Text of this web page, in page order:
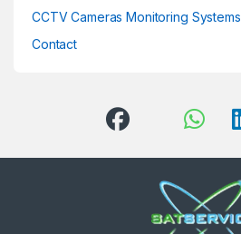
CCTV Cameras Monitoring Systems
Contact